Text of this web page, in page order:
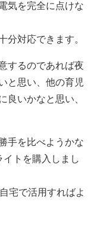
気を完全に点けな
分対応できます。
するのであれば夜
と思い、他の育児
良いかなと思い、
手を比べようかな
トを購入しまし
宅で活用すればよ